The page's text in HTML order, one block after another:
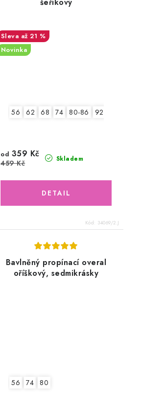
šeříkový
až 21 %
Novinka
56 62 68 74 80-86 92-98
Skladem
od 359 Kč
459 Kč
Kód: 34069/2.J
Bavlněný propínací overal
oříškový, sedmikrásky
56 74 80